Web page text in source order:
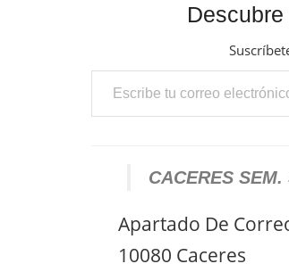
Escribe tu correo electrónico…
CACERES
Apartado De
10080 Caceres